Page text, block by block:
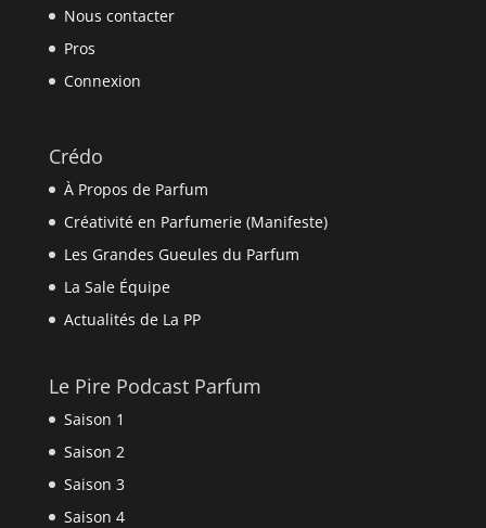
Nous contacter
Pros
Connexion
Crédo
À Propos de Parfum
Créativité en Parfumerie (Manifeste)
Les Grandes Gueules du Parfum
La Sale Équipe
Actualités de La PP
Le Pire Podcast Parfum
Saison 1
Saison 2
Saison 3
Saison 4